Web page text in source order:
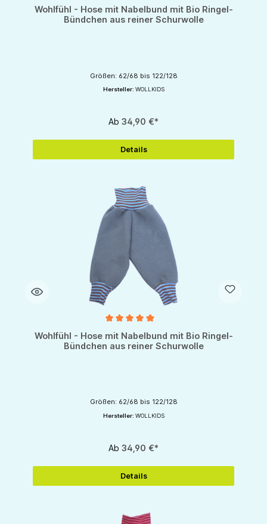
Wohlfühl - Hose mit Nabelbund mit Bio Ringel-
Bündchen aus reiner Schurwolle
Größen: 62/68 bis 122/128
Hersteller: WOLLKIDS
Ab 34,90 €*
Details
Wohlfühl - Hose mit Nabelbund mit Bio Ringel-
Bündchen aus reiner Schurwolle
Größen: 62/68 bis 122/128
Hersteller: WOLLKIDS
Ab 34,90 €*
Details